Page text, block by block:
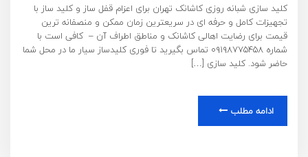
کلید سازی شبانه روزی کاشانک تهران برای اعزام قفل ساز و کلید ساز با
تجهیزات کامل و حرفه ای در سریعترین زمان ممکن و منصفانه ترین
قیمت برای رضایت اهالی کاشانک و مناطق اطراف آن – کافی است با
شماره ۰۹۱۹۸۷۷۵۴۵۸ تماس بگیرید تا فوری کلیدساز سیار ما در محل شما
حاضر شود. کلید سازی […]
ادامه مطلب